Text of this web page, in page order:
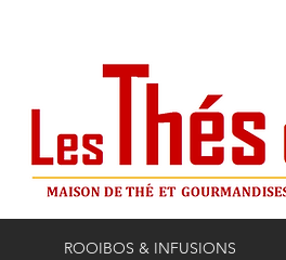
ROOIBOS & INFUSIONS